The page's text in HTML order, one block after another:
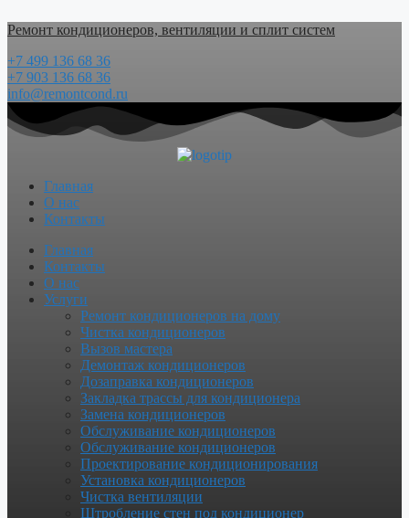
к
Ремонт кондиционеров, вентиляции и сплит систем
+7 499 136 68 36
+7 903 136 68 36
info@remontcond.ru
Главная
О нас
Контакты
Menu
Главная
Контакты
О нас
Услуги
Ремонт кондиционеров на дому
Чистка кондиционеров
Вызов мастера
Демонтаж кондиционеров
Дозаправка кондиционеров
Закладка трассы для кондиционера
Замена кондиционеров
Обслуживание кондиционеров
Обслуживание кондиционеров
Проектирование кондиционирования
Установка кондиционеров
Чистка вентиляции
Штробление стен под кондиционер